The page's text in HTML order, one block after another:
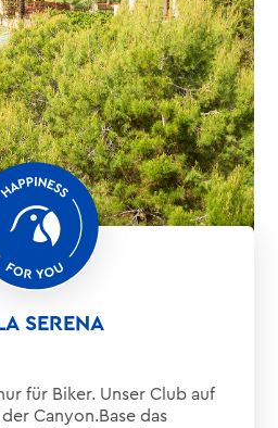
SERENA
für Biker. Unser Club auf
derCanyon.Base das